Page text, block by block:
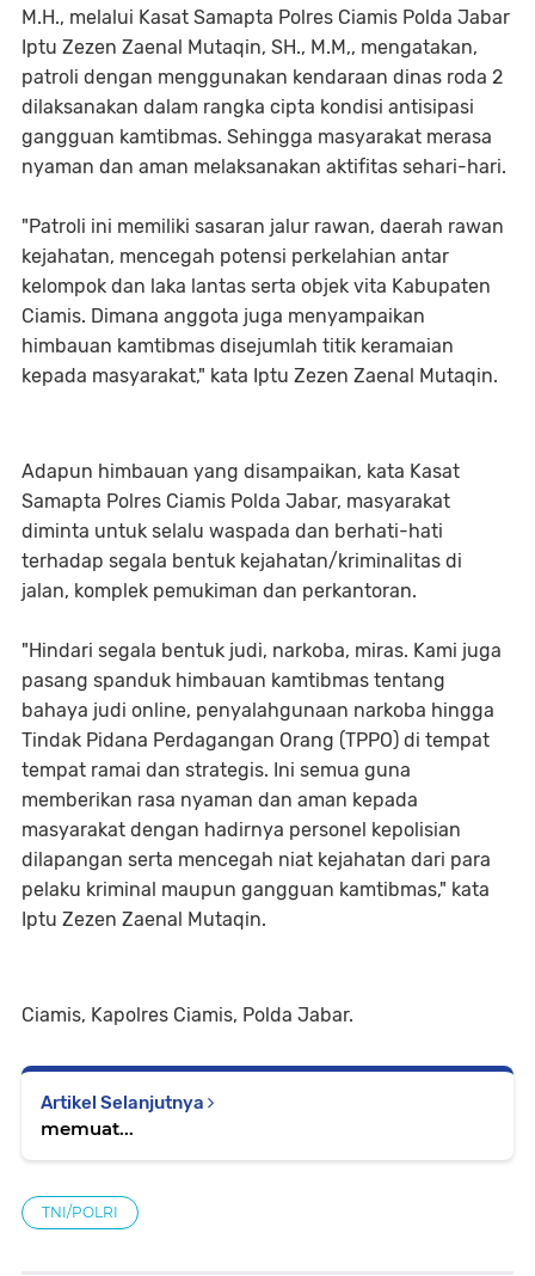
M.H., melalui Kasat Samapta Polres Ciamis Polda Jabar
Iptu Zezen Zaenal Mutaqin, SH., M.M,, mengatakan,
patroli dengan menggunakan kendaraan dinas roda 2
dilaksanakan dalam rangka cipta kondisi antisipasi
gangguan kamtibmas. Sehingga masyarakat merasa
nyaman dan aman melaksanakan aktifitas sehari-hari.
"Patroli ini memiliki sasaran jalur rawan, daerah rawan
kejahatan, mencegah potensi perkelahian antar
kelompok dan laka lantas serta objek vita Kabupaten
Ciamis. Dimana anggota juga menyampaikan
himbauan kamtibmas disejumlah titik keramaian
kepada masyarakat," kata Iptu Zezen Zaenal Mutaqin.
Adapun himbauan yang disampaikan, kata Kasat
Samapta Polres Ciamis Polda Jabar, masyarakat
diminta untuk selalu waspada dan berhati-hati
terhadap segala bentuk kejahatan/kriminalitas di
jalan, komplek pemukiman dan perkantoran.
"Hindari segala bentuk judi, narkoba, miras. Kami juga
pasang spanduk himbauan kamtibmas tentang
bahaya judi online, penyalahgunaan narkoba hingga
Tindak Pidana Perdagangan Orang (TPPO) di tempat
tempat ramai dan strategis. Ini semua guna
memberikan rasa nyaman dan aman kepada
masyarakat dengan hadirnya personel kepolisian
dilapangan serta mencegah niat kejahatan dari para
pelaku kriminal maupun gangguan kamtibmas," kata
Iptu Zezen Zaenal Mutaqin.
Ciamis, Kapolres Ciamis, Polda Jabar.
Artikel Selanjutnya
memuat...
TNI/POLRI